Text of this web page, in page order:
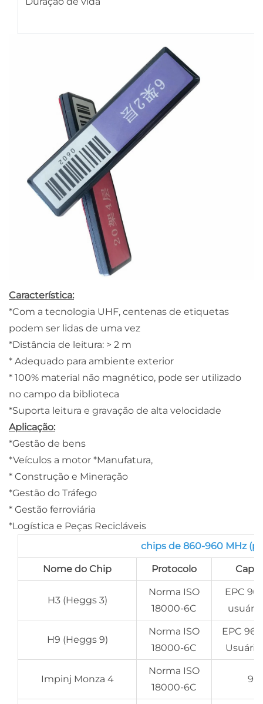
Característica:
*Com a tecnologia UHF, centenas de etiquetas
podem ser lidas de uma vez
*Distância de leitura: > 2 m
* Adequado para ambiente exterior
* 100% material não magnético, pode ser utilizado
no campo da biblioteca
*Suporta leitura e gravação de alta velocidade
Aplicação:
*Gestão de bens
*Veículos a motor *Manufatura,
* Construção e Mineração
*Gestão do Tráfego
* Gestão ferroviária
*Logística e Peças Recicláveis
chips de 860-960 MHz
Nome do Chip Protocolo
H3 (Heggs 3)
Norma ISO
18000-6C
EPC
H9 (Heggs 9)
Norma ISO
18000-6C
EPC
Impinj Monza 4
Norma ISO
18000-6C
96